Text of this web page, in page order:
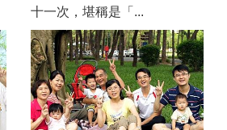
十一次，堪稱是「...